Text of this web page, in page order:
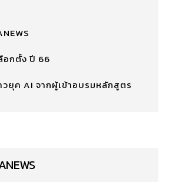
อกตั้ง ปี 66
วยุค AI จากผู้เข้าอบรมหลักสูตร